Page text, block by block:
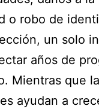
o robo de
un solo
años de
Mientras que
ayudan a